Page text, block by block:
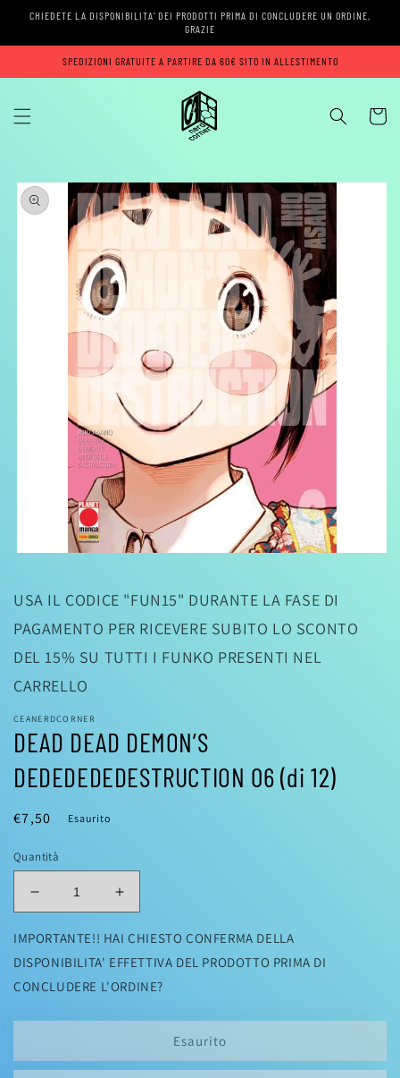
direttamente
CHIEDETE LA DISPONIBILITA' DEI PRODOTTI PRIMA DI CONCLUDERE UN ORDINE,
GRAZIE
SPEDIZIONI GRATUITE A PARTIRE DA 60€ SITO IN ALLESTIMENTO
Carrello
Passa alle
informazioni
sul prodotto
1
finestra
modale
USA IL CODICE "FUN15" DURANTE LA FASE DI
PAGAMENTO PER RICEVERE SUBITO LO SCONTO
DEL 15% SU TUTTI I FUNKO PRESENTI NEL
CARRELLO
CEANERDCORNER
DEAD DEAD DEMON’S
DEDEDEDEDESTRUCTION 06 (di 12)
Prezzo
listino
€7,50 Esaurito
Quantità
Diminuisci
quantità
per
DEAD
DEMON’S
12)
Aumenta
quantità
per
DEAD
DEMON’S
12)
IMPORTANTE!! HAI CHIESTO CONFERMA DELLA
DISPONIBILITA' EFFETTIVA DEL PRODOTTO PRIMA DI
CONCLUDERE L'ORDINE?
Esaurito